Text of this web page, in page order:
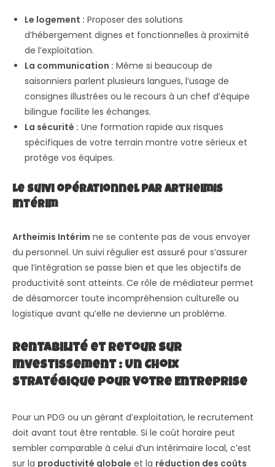
Le logement : Proposer des solutions
d’hébergement dignes et fonctionnelles à proximité
de l’exploitation.
La communication : Même si beaucoup de
saisonniers parlent plusieurs langues, l’usage de
consignes illustrées ou le recours à un chef d’équipe
bilingue facilite les échanges.
La sécurité : Une formation rapide aux risques
spécifiques de votre terrain montre votre sérieux et
protège vos équipes.
Le suivi opérationnel par Artheimis
Intérim
Artheimis Intérim ne se contente pas de vous envoyer
du personnel. Un suivi régulier est assuré pour s’assurer
que l’intégration se passe bien et que les objectifs de
productivité sont atteints. Ce rôle de médiateur permet
de désamorcer toute incompréhension culturelle ou
logistique avant qu’elle ne devienne un problème.
Rentabilité et Retour sur
Investissement : Un Choix
Stratégique pour Votre Entreprise
Pour un PDG ou un gérant d’exploitation, le recrutement
doit avant tout être rentable. Si le coût horaire peut
sembler comparable à celui d’un intérimaire local, c’est
sur la productivité globale et la réduction des coûts